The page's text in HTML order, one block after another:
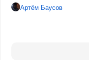
Артём Баусов